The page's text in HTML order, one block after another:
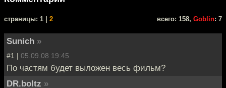
cтраницы: 1 | 2 всего: 158, Goblin: 7
Sunich »
#1 | 05.09.08 19:45
По частям будет выложен весь фильм?
DR.boltz »